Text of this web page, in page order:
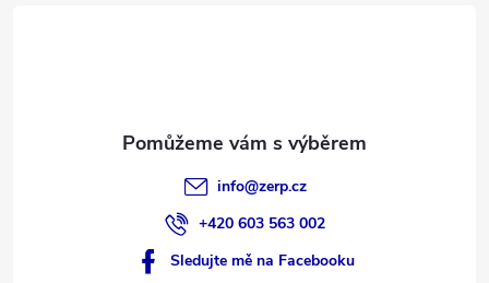
info@zerp.cz
+420 603 563 002
Sledujte mě na Facebooku